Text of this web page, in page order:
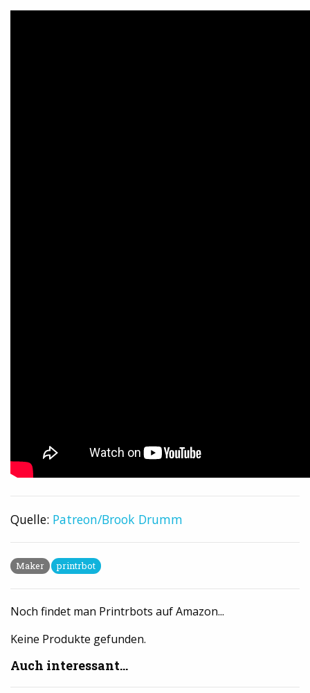
Quelle: Patreon/Brook Drumm
Maker printrbot
Noch findet man Printrbots auf Amazon...
Keine Produkte gefunden.
Auch interessant...